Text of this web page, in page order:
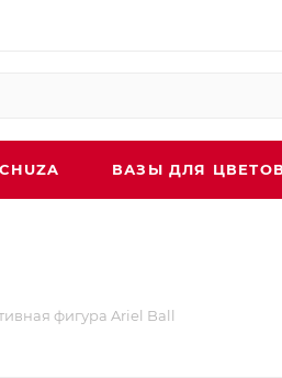
ВАЗЫ ДЛЯ
фигура Ariel Ball